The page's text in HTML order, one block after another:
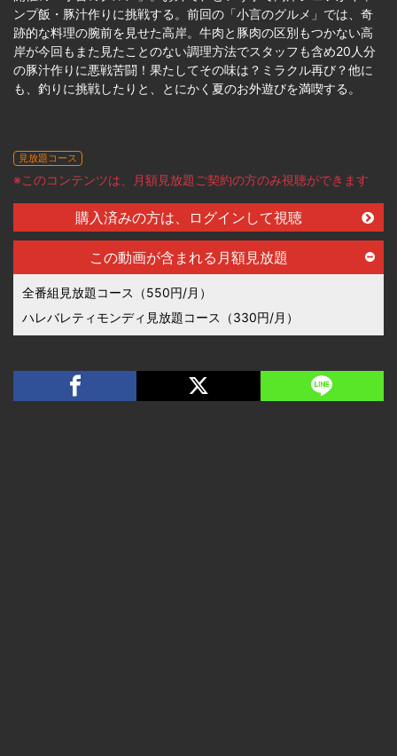
ンプ飯・豚汁作りに挑戦する。前回の「小言のグルメ」では、奇
跡的な料理の腕前を見せた高岸。牛肉と豚肉の区別もつかない高
岸が今回もまた見たことのない調理方法でスタッフも含め20人分
の豚汁作りに悪戦苦闘！果たしてその味は？ミラクル再び？他に
も、釣りに挑戦したりと、とにかく夏のお外遊びを満喫する。
見放題コース
※このコンテンツは、月額見放題ご契約の方のみ視聴ができます
購入済みの方は、ログインして視聴
この動画が含まれる月額見放題
全番組見放題コース（550円/月）
ハレバレティモンディ見放題コース（330円/月）